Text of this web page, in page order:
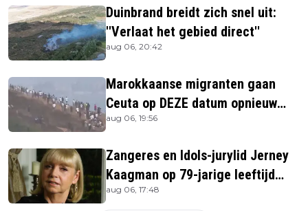
Duinbrand breidt zich snel uit:
''Verlaat het gebied direct''
aug 06, 20:42
Marokkaanse migranten gaan
Ceuta op DEZE datum opnieuw
bestormen
aug 06, 19:56
Zangeres en Idols-jurylid Jerney
Kaagman op 79-jarige leeftijd
overleden
aug 06, 17:48